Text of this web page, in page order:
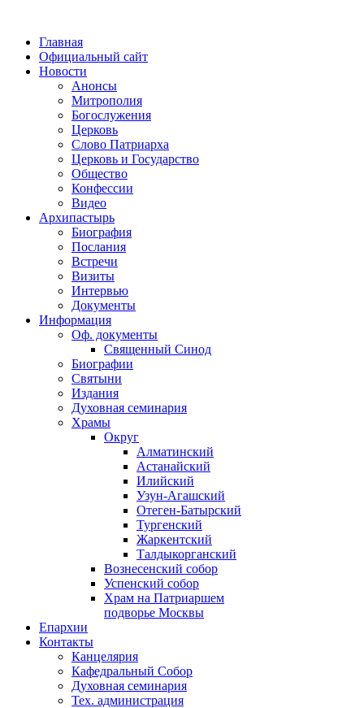
Главная
Официальный сайт
Новости
Анонсы
Митрополия
Богослужения
Церковь
Слово Патриарха
Церковь и Государство
Общество
Конфессии
Видео
Архипастырь
Биография
Послания
Встречи
Визиты
Интервью
Документы
Информация
Оф. документы
Священный Синод
Биографии
Святыни
Издания
Духовная семинария
Храмы
Округ
Алматинский
Астанайский
Илийский
Узун-Агашский
Отеген-Батырский
Тургенский
Жаркентский
Талдыкорганский
Вознесенский собор
Успенский собор
Храм на Патриаршем
подворье Москвы
Епархии
Контакты
Канцелярия
Кафедральный Собор
Духовная семинария
Тех. администрация